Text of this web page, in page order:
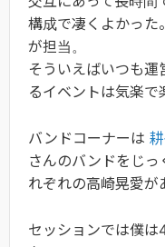
構成で凄くよかった
が担当。
そういえばいつも
るイベントは気楽で
バンドコーナーは
さんのバンドをじ
れぞれの高崎晃愛が
セッションでは僕は